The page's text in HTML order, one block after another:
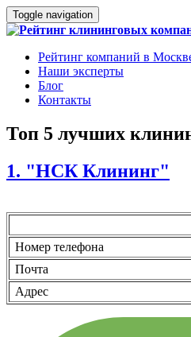
Toggle navigation
Рейтинг компаний в
Наши эксперты
Блог
Контакты
Топ 5 лучших
1. "НСК Клининг"
Номер телефона
Почта
Адрес